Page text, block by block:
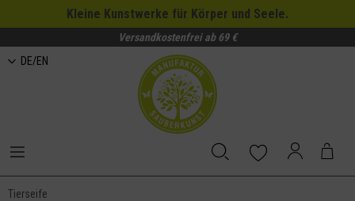
Kleine Kunstwerke für Körper und Seele.
Versandkostenfrei ab 69 €
DE/EN
Tierseife